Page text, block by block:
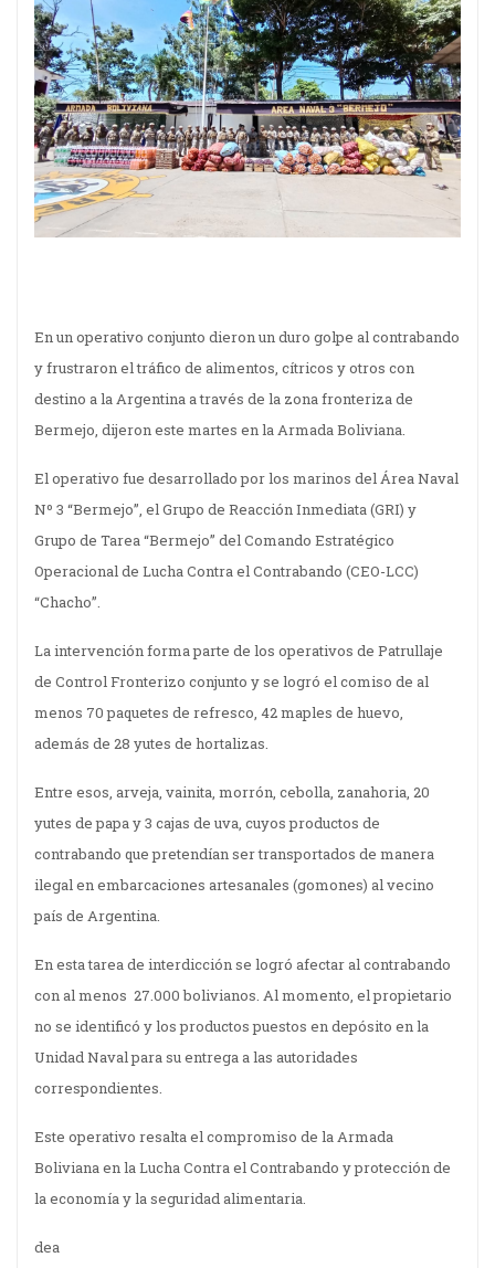
En un operativo conjunto dieron un duro golpe al contrabando
y frustraron el tráfico de alimentos, cítricos y otros con
destino a la Argentina a través de la zona fronteriza de
Bermejo, dijeron este martes en la Armada Boliviana.
El operativo fue desarrollado por los marinos del Área Naval
Nº 3 “Bermejo”, el Grupo de Reacción Inmediata (GRI) y
Grupo de Tarea “Bermejo” del Comando Estratégico
Operacional de Lucha Contra el Contrabando (CEO-LCC)
“Chacho”.
La intervención forma parte de los operativos de Patrullaje
de Control Fronterizo conjunto y se logró el comiso de al
menos 70 paquetes de refresco, 42 maples de huevo,
además de 28 yutes de hortalizas.
Entre esos, arveja, vainita, morrón, cebolla, zanahoria, 20
yutes de papa y 3 cajas de uva, cuyos productos de
contrabando que pretendían ser transportados de manera
ilegal en embarcaciones artesanales (gomones) al vecino
país de Argentina.
En esta tarea de interdicción se logró afectar al contrabando
con al menos 27.000 bolivianos. Al momento, el propietario
no se identificó y los productos puestos en depósito en la
Unidad Naval para su entrega a las autoridades
correspondientes.
Este operativo resalta el compromiso de la Armada
Boliviana en la Lucha Contra el Contrabando y protección de
la economía y la seguridad alimentaria.
dea